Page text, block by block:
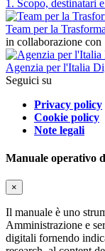
1. Scopo, destinatari
Team per la
in collaborazione con
Agenzia per l'Italia
Seguici su
Privacy policy
Cookie policy
Note legali
Manuale operativo
×
Il manuale è uno
Amministrazione e
digitali fornendo